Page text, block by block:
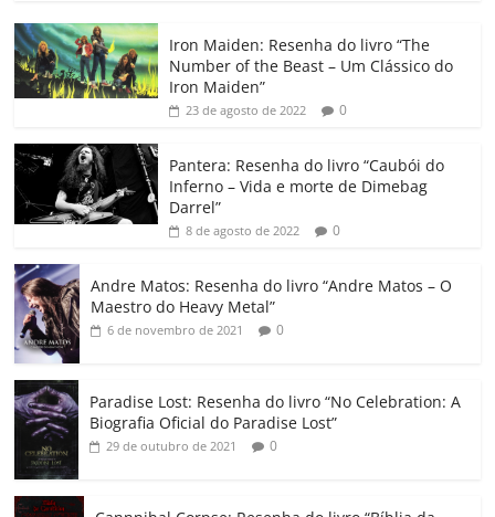
c
e
b
o
o
k
itt
er
at
s
A
p
e
dI
gl
e
Cl
a
ss
ro
o
p
y
Li
k
m
p
h
ar
Iron Maiden: Resenha do livro “The
Number of the Beast – Um Clássico do
Iron Maiden”
23 de agosto de 2022 0
Pantera: Resenha do livro “Caubói do
Inferno – Vida e morte de Dimebag
Darrel”
8 de agosto de 2022 0
Andre Matos: Resenha do livro “Andre Matos – O
Maestro do Heavy Metal”
6 de novembro de 2021 0
Paradise Lost: Resenha do livro “No Celebration: A
Biografia Oficial do Paradise Lost”
29 de outubro de 2021 0